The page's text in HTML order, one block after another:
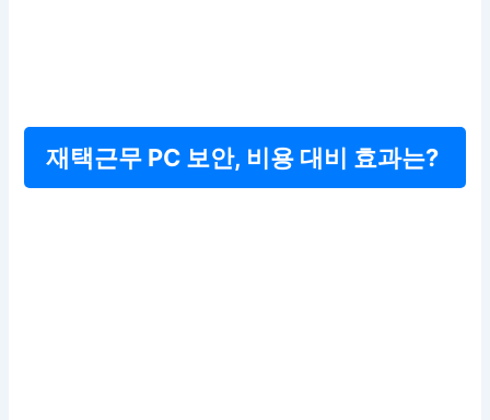
재택근무 PC 보안, 비용 대비 효과는?